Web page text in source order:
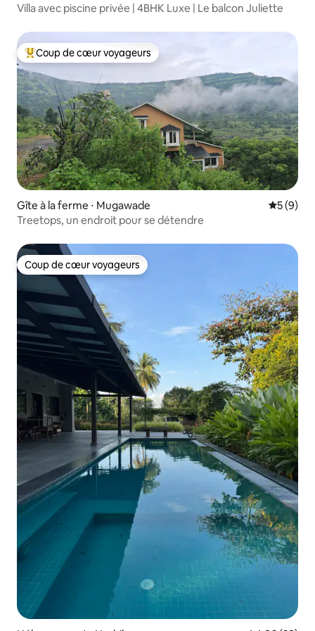
Villa avec piscine privée | 4BHK Luxe | Le balcon Juliette
Coups de cœur voyageurs les plus appréciés
Coup de cœur voyageurs
Gîte à la ferme ⋅ Mugawade
5 (9)
Treetops, un endroit pour se détendre
Coup de cœur voyageurs
Coup de cœur voyageurs